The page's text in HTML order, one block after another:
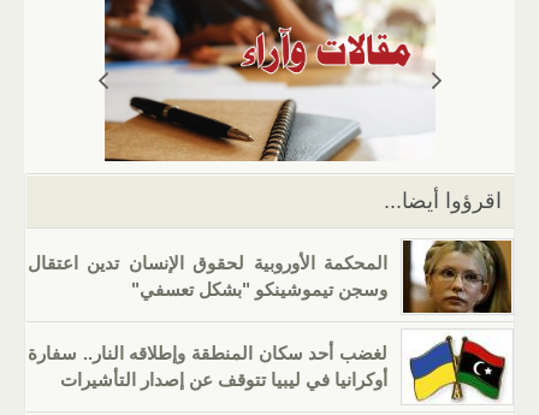
k
er
e
dI
g
er
gr
a
m
s
A
p
p
اقرؤوا أيضا...
المحكمة الأوروبية لحقوق الإنسان تدين اعتقال
وسجن تيموشينكو "بشكل تعسفي"
لغضب أحد سكان المنطقة وإطلاقه النار.. سفارة
أوكرانيا في ليبيا تتوقف عن إصدار التأشيرات